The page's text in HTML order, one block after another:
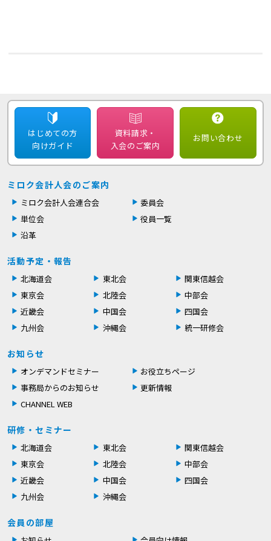
はじめての方
向けガイド
資料請求・
入会のご案内
お問い合わせ
ミロク会計人会のご案内
ミロク会計人会連合会
委員会
単位会
役員一覧
沿革
活動予定・報告
北海道会 東北会
関東信越会
東京会
北陸会
中部会
近畿会
中国会
四国会
九州会
沖縄会 統一研修会
お知らせ
オンデマンドセミナー
お役立ちページ
事務局からのお知らせ
更新情報
CHANNEL WEB
研修・セミナー
北海道会 東北会
関東信越会
東京会
北陸会
中部会
近畿会
中国会
四国会
九州会
沖縄会
会員の部屋